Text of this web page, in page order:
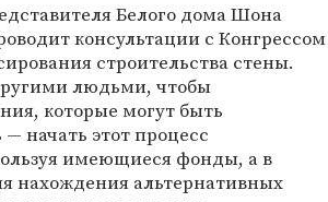
Белого дома Шона
консультации с Конгрессом
строительства стены.
людьми, чтобы
которые могут быть
начать этот процесс
имеющиеся фонды, а в
нахождения альтернативных